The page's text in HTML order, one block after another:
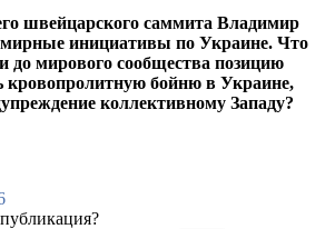
швейцарского саммита Владимир
мирные инициативы по Украине. Что
до мирового сообщества позицию
кровопролитную бойню в Украине,
коллективному Западу?